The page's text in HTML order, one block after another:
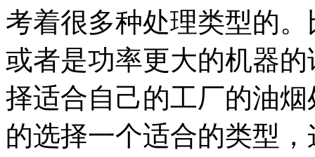
考着很多种处理类型的
或者是功率更大的机器
择适合自己的工厂的油
的选择一个适合的类型